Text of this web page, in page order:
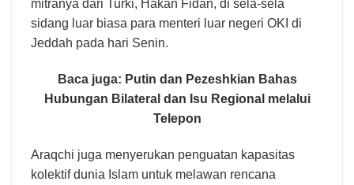
mitranya dari Turki, Hakan Fidan, di sela-sela
sidang luar biasa para menteri luar negeri OKI di
Jeddah pada hari Senin.
Baca juga: Putin dan Pezeshkian Bahas
Hubungan Bilateral dan Isu Regional melalui
Telepon
Araqchi juga menyerukan penguatan kapasitas
kolektif dunia Islam untuk melawan rencana